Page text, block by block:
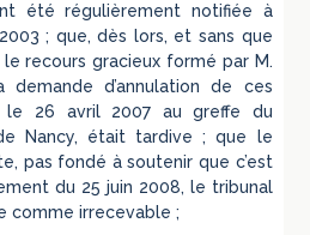
été régulièrement notifiée à
; que, dès lors, et sans que
recours gracieux formé par M.
d’annulation de ces
le 26 avril 2007 au greffe du
Nancy, était tardive ; que le
pas fondé à soutenir que c’est
du 25 juin 2008, le tribunal
comme irrecevable ;